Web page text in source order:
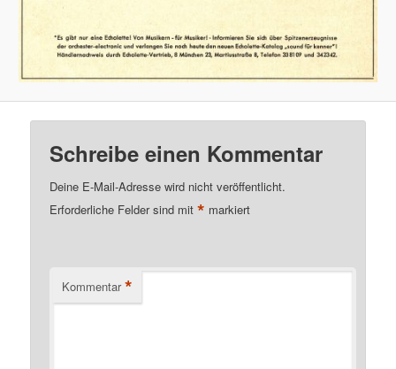
Schreibe einen Kommentar
Deine E-Mail-Adresse wird nicht veröffentlicht.
Erforderliche Felder sind mit* markiert
Kommentar *